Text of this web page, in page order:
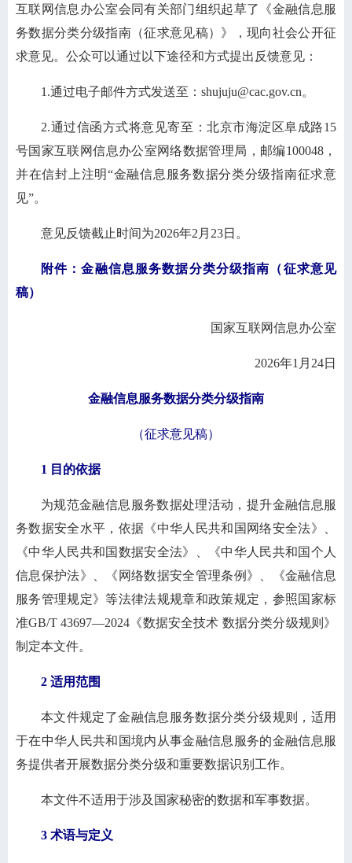
互联网信息办公室会同有关部门组织起草了《金融信息服
务数据分类分级指南（征求意见稿）》，现向社会公开征
求意见。公众可以通过以下途径和方式提出反馈意见：
1.通过电子邮件方式发送至：shujuju@cac.gov.cn。
2.通过信函方式将意见寄至：北京市海淀区阜成路15
号国家互联网信息办公室网络数据管理局，邮编100048，
并在信封上注明“金融信息服务数据分类分级指南征求意
见”。
意见反馈截止时间为2026年2月23日。
附件：金融信息服务数据分类分级指南（征求意见
稿）
国家互联网信息办公室
2026年1月24日
金融信息服务数据分类分级指南
（征求意见稿）
1 目的依据
为规范金融信息服务数据处理活动，提升金融信息服
务数据安全水平，依据《中华人民共和国网络安全法》、
《中华人民共和国数据安全法》、《中华人民共和国个人
信息保护法》、《网络数据安全管理条例》、《金融信息
服务管理规定》等法律法规规章和政策规定，参照国家标
准GB/T 43697—2024《数据安全技术 数据分类分级规则》
制定本文件。
2 适用范围
本文件规定了金融信息服务数据分类分级规则，适用
于在中华人民共和国境内从事金融信息服务的金融信息服
务提供者开展数据分类分级和重要数据识别工作。
本文件不适用于涉及国家秘密的数据和军事数据。
3 术语与定义